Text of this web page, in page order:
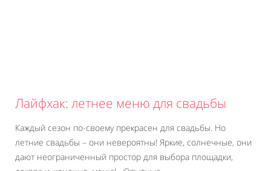
Лайфхак: летнее меню для свадьбы
Каждый сезон по-своему прекрасен для свадьбы. Но
летние свадьбы – они невероятны! Яркие, солнечные, они
дают неограниченный простор для выбора площадки,